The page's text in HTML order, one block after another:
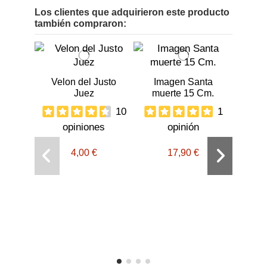
Los clientes que adquirieron este producto
también compraron:
Velon del Justo
Juez
10
opiniones
4,00 €
Imagen Santa
muerte 15 Cm.
1
opinión
17,90 €